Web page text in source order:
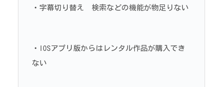
・字幕切り替え 検索などの機能が物足りない
・IOSアプリ版からはレンタル作品が購入でき
ない